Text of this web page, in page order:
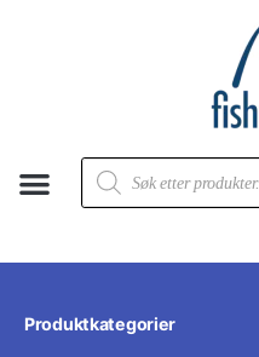
Produktkategorier